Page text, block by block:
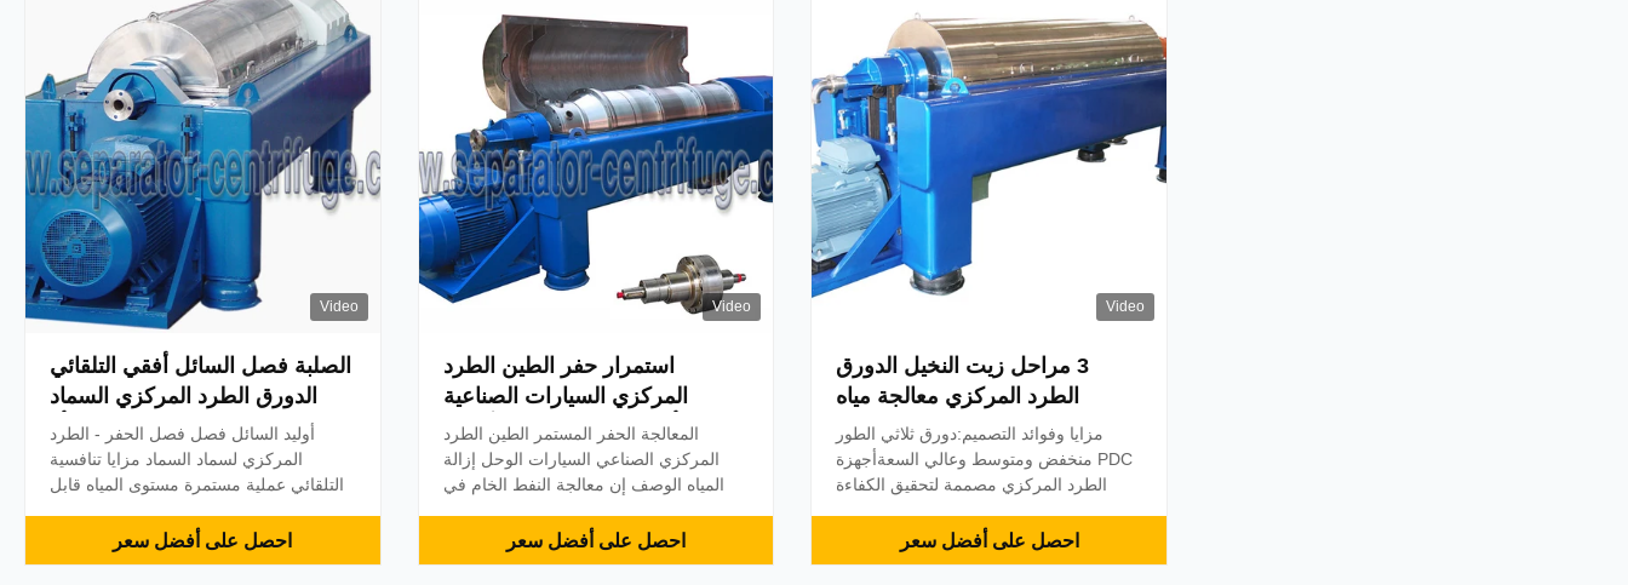
والسائلة لل...
Video
3 مراحل زيت النخيل الدورق
الطرد المركزي معالجة مياه
الصرف الصناعي
مزايا وفوائد التصميم:دورق ثلاثي الطور
PDC منخفض ومتوسط ​​وعالي السعةأجهزة
الطرد المركزي مصممة لتحقيق الكفاءة
والتشغيل.تشمل الميزات الخاصة ما يلي:•
أداء عالٍ مصحوب باستهلاك منخفض للطاقة•
احصل على أفضل سعر
Video
استمرار حفر الطين الطرد
المركزي السيارات الصناعية
الحمأة نزح المياه الدورق أجهزة
الطرد المركزي
المعالجة الحفر المستمر الطين الطرد
المركزي الصناعي السيارات الوحل إزالة
المياه الوصف إن معالجة النفط الخام في
الصرف الصحي الملوثة بالنفط.فصل مياه
الصرف الصحي إلى مكوناته الرئيسية التي
احصل على أفضل سعر
Video
الصلبة فصل السائل أفقي التلقائي
الدورق الطرد المركزي السماد
الحمأة
أوليد السائل فصل فصل الحفر - الطرد
المركزي لسماد السماد مزايا تنافسية
التلقائي عملية مستمرة مستوى المياه قابل
التحكم بلك المسمار الناقل الكامل القرميد.
مواصفات نموذج قطر الدائرة (مم) سرعة
احصل على أفضل سعر